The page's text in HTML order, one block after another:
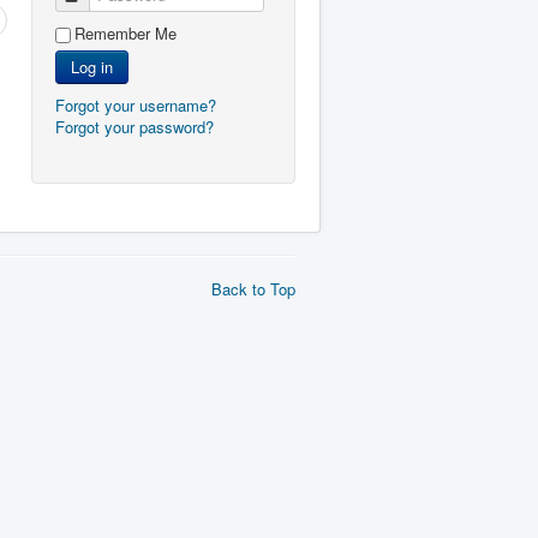
Remember Me
Log in
Forgot your username?
Forgot your password?
Back to Top